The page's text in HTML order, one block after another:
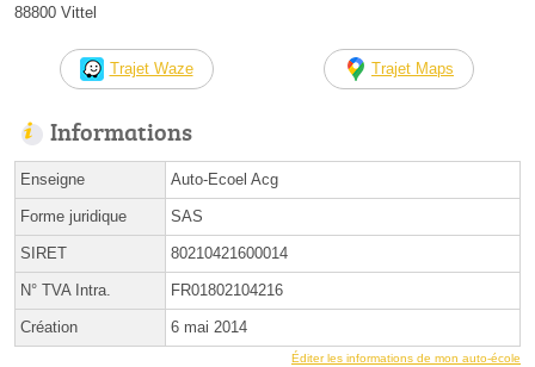
88800 Vittel
Trajet Waze Trajet Maps
Informations
Enseigne Auto-Ecoel Acg
Forme juridique SAS
SIRET 80210421600014
N° TVA Intra. FR01802104216
Création 6 mai 2014
Éditer les informations de mon auto-école